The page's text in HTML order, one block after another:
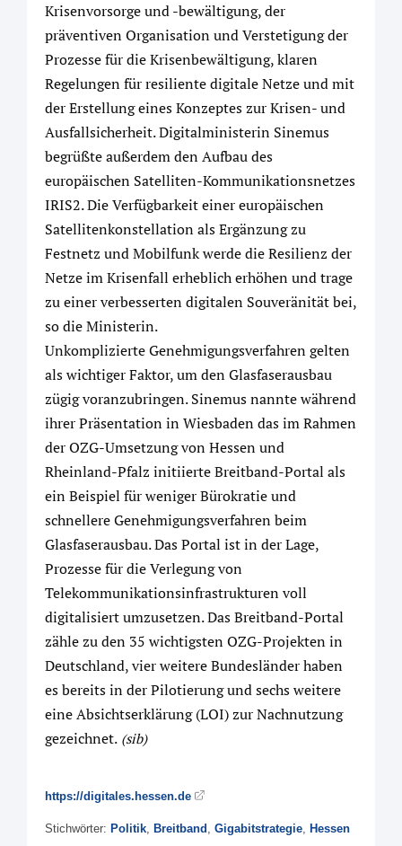
Krisenvorsorge und -bewältigung, der
präventiven Organisation und Verstetigung der
Prozesse für die Krisenbewältigung, klaren
Regelungen für resiliente digitale Netze und mit
der Erstellung eines Konzeptes zur Krisen- und
Ausfallsicherheit. Digitalministerin Sinemus
begrüßte außerdem den Aufbau des
europäischen Satelliten-Kommunikationsnetzes
IRIS2. Die Verfügbarkeit einer europäischen
Satellitenkonstellation als Ergänzung zu
Festnetz und Mobilfunk werde die Resilienz der
Netze im Krisenfall erheblich erhöhen und trage
zu einer verbesserten digitalen Souveränität bei,
so die Ministerin.
Unkomplizierte Genehmigungsverfahren gelten
als wichtiger Faktor, um den Glasfaserausbau
zügig voranzubringen. Sinemus nannte während
ihrer Präsentation in Wiesbaden das im Rahmen
der OZG-Umsetzung von Hessen und
Rheinland-Pfalz initiierte Breitband-Portal als
ein Beispiel für weniger Bürokratie und
schnellere Genehmigungsverfahren beim
Glasfaserausbau. Das Portal ist in der Lage,
Prozesse für die Verlegung von
Telekommunikationsinfrastrukturen voll
digitalisiert umzusetzen. Das Breitband-Portal
zähle zu den 35 wichtigsten OZG-Projekten in
Deutschland, vier weitere Bundesländer haben
es bereits in der Pilotierung und sechs weitere
eine Absichtserklärung (LOI) zur Nachnutzung
gezeichnet. (sib)
https://digitales.hessen.de
Stichwörter: Politik, Breitband , Gigabitstrategie, Hessen